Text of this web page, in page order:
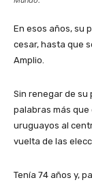
En esos años, su
cesar, hasta que
Amplio.
Sin renegar de su
palabras más
uruguayos al
vuelta de las
Tenía 74 años y,